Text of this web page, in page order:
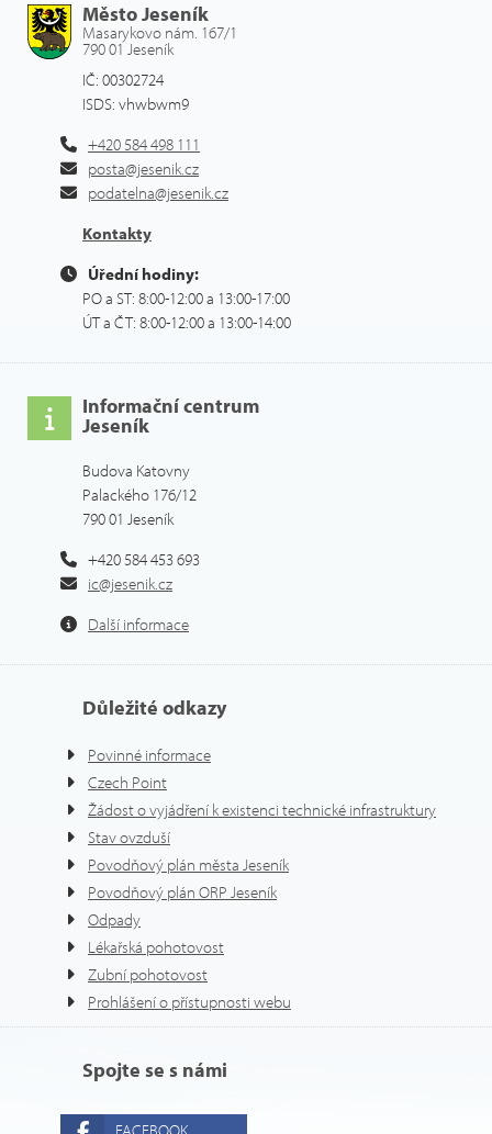
Město Jeseník
Masarykovo nám. 167/1
790 01 Jeseník
IČ: 00302724
ISDS: vhwbwm9
+420 584 498 111
posta@jesenik.cz
podatelna@jesenik.cz
Kontakty
Úřední hodiny:
PO a ST: 8:00-12:00 a 13:00-17:00
ÚT a ČT: 8:00-12:00 a 13:00-14:00
Informační centrum
Jeseník
Budova Katovny
Palackého 176/12
790 01 Jeseník
+420 584 453 693
ic@jesenik.cz
Další informace
Důležité odkazy
Povinné informace
Czech Point
Žádost o vyjádření k existenci technické infrastruktury
Stav ovzduší
Povodňový plán města Jeseník
Povodňový plán ORP Jeseník
Odpady
Lékařská pohotovost
Zubní pohotovost
Prohlášení o přístupnosti webu
Spojte se s námi